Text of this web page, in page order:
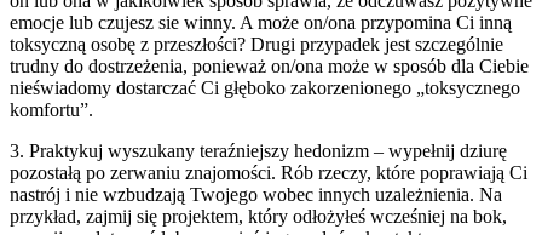
emocje lub czujesz sie winny. A może on/ona przypomina Ci inną
toksyczną osobę z przeszłości? Drugi przypadek jest szczególnie
trudny do dostrzeżenia, ponieważ on/ona może w sposób dla Ciebie
nieświadomy dostarczać Ci głęboko zakorzenionego „toksycznego
komfortu”.
3. Praktykuj wyszukany teraźniejszy hedonizm – wypełnij dziurę
pozostałą po zerwaniu znajomości. Rób rzeczy, które poprawiają Ci
nastrój i nie wzbudzają Twojego wobec innych uzależnienia. Na
przykład, zajmij się projektem, który odłożyłeś wcześniej na bok,